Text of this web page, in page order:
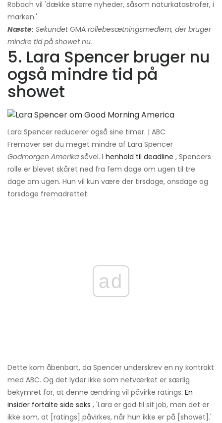
Robach vil 'dække større nyheder, såsom naturkatastrofer, i
marken.'
Næste: SekundetGMA rollebesætningsmedlem, der bruger
mindre tid på showet nu.
5. Lara Spencer bruger nu
også mindre tid på
showet
Lara Spencer reducerer også sine timer. | ABC
Fremover ser du meget mindre af Lara Spencer
Godmorgen Amerika såvel. I henhold til deadline , Spencers
rolle er blevet skåret ned fra fem dage om ugen til tre
dage om ugen. Hun vil kun være der tirsdage, onsdage og
torsdage fremadrettet.
ad
Dette kom åbenbart, da Spencer underskrev en ny kontrakt
med ABC. Og det lyder ikke som netværket er særlig
bekymret for, at denne ændring vil påvirke ratings. En
insider fortalte side seks , 'Lara er god til sit job, men det er
ikke som, at [ratings] påvirkes, når hun ikke er på [showet].'